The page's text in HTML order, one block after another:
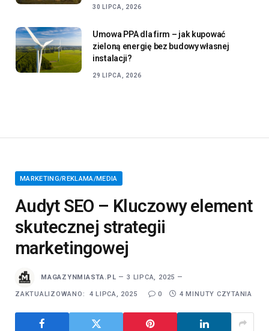
30 LIPCA, 2026
Umowa PPA dla firm – jak kupować
zieloną energię bez budowy własnej
instalacji?
29 LIPCA, 2026
MARKETING/REKLAMA/MEDIA
Audyt SEO – Kluczowy element
skutecznej strategii
marketingowej
MAGAZYNMIASTA.PL 3 LIPCA, 2025
ZAKTUALIZOWANO: 4 LIPCA, 2025 0 4 MINUTY CZYTANIA